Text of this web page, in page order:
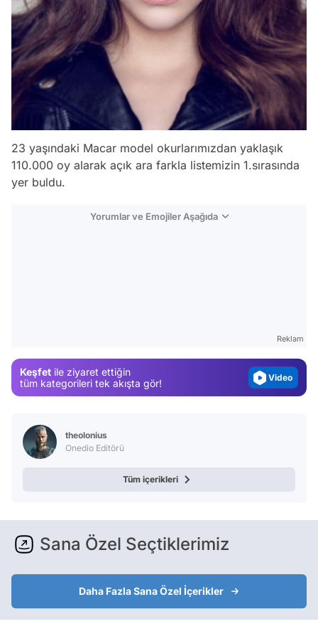
23 yaşındaki Macar model okurlarımızdan yaklaşık
110.000 oy alarak açık ara farkla listemizin 1.sırasında
yer buldu.
Yorumlar ve Emojiler Aşağıda
Reklam
Keşfet ile ziyaret ettiğin
tüm kategorileri tek akışta gör!
Video
theolonius
Onedio Editörü
Tüm içerikleri
Sana Özel Seçtiklerimiz
Daha Fazla Sana Özel İçerikler